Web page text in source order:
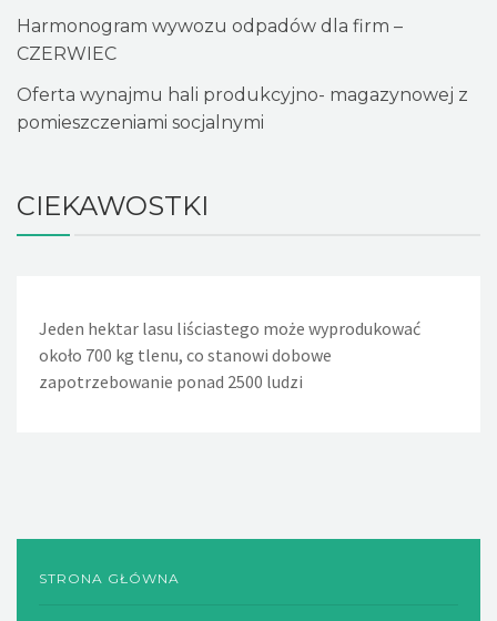
Harmonogram wywozu odpadów dla firm –
CZERWIEC
Oferta wynajmu hali produkcyjno- magazynowej z
pomieszczeniami socjalnymi
CIEKAWOSTKI
Jeden hektar lasu liściastego może wyprodukować
około 700 kg tlenu, co stanowi dobowe
zapotrzebowanie ponad 2500 ludzi
Jeden nieszczelny, lekko kapiący kran powoduje, że w
ciągu doby wycieka około 36 litrów wody. Nieszczelna
spłuczka w WC powoduje wyciek w ciągu dnia około 720
STRONA GŁÓWNA